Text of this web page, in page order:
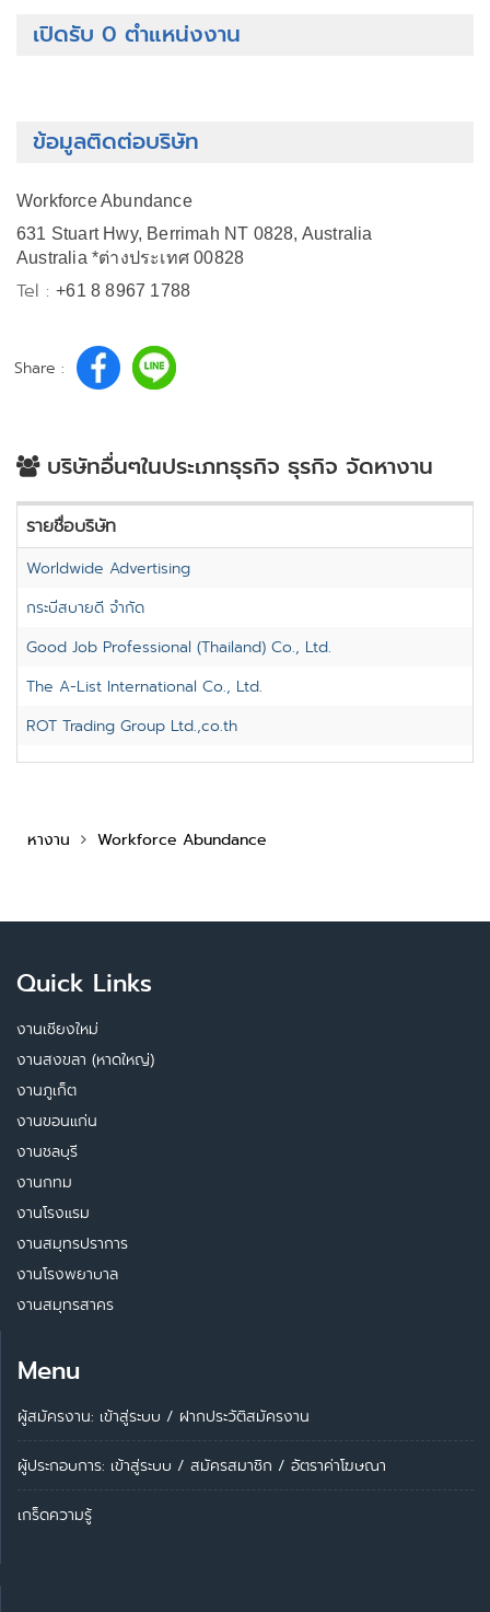
เปิดรับ 0 ตำแหน่งงาน
ข้อมูลติดต่อบริษัท
Workforce Abundance
631 Stuart Hwy, Berrimah NT 0828, Australia
Australia *ต่างประเทศ 00828
Tel :+61 8 8967 1788
Share :
บริษัทอื่นๆในประเภทธุรกิจ ธุรกิจ จัดหางาน
รายชื่อบริษัท
Worldwide Advertising
กระบี่สบายดี จำกัด
Good Job Professional (Thailand) Co., Ltd.
The A-List International Co., Ltd.
ROT Trading Group Ltd.,co.th
หางาน Workforce Abundance
Quick Links
งานเชียงใหม่
งานสงขลา (หาดใหญ่)
งานภูเก็ต
งานขอนแก่น
งานชลบุรี
งานกทม
งานโรงแรม
งานสมุทรปราการ
งานโรงพยาบาล
งานสมุทรสาคร
Menu
ผู้สมัครงาน: เข้าสู่ระบบ / ฝากประวัติสมัครงาน
ผู้ประกอบการ: เข้าสู่ระบบ / สมัครสมาชิก / อัตราค่าโฆษณา
เกร็ดความรู้